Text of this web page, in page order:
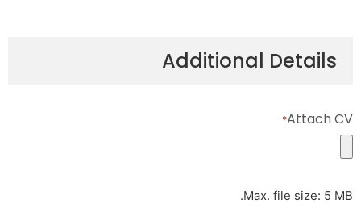
Additional Details
Attach CV
*
Max. file size: 5 MB.